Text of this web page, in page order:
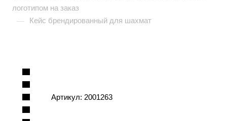
логотипом на заказ
—
Кейс брендированный для шахмат
Артикул: 2001263